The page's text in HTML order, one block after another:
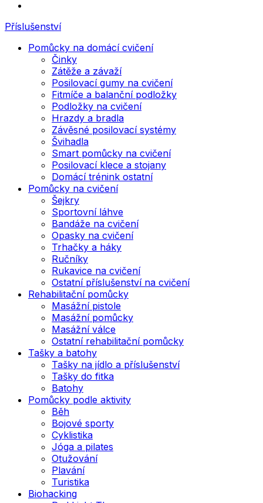
Příslušenství
Pomůcky na domácí cvičení
Činky
Zátěže a závaží
Posilovací gumy na cvičení
Fitmíče a balanční podložky
Podložky na cvičení
Hrazdy a bradla
Závěsné posilovací systémy
Švihadla
Smart pomůcky na cvičení
Posilovací klece a stojany
Domácí trénink ostatní
Pomůcky na cvičení
Šejkry
Sportovní láhve
Bandáže na cvičení
Opasky na cvičení
Trhačky a háky
Ručníky
Rukavice na cvičení
Ostatní příslušenství na cvičení
Rehabilitační pomůcky
Masážní pistole
Masážní pomůcky
Masážní válce
Ostatní rehabilitační pomůcky
Tašky a batohy
Tašky na jídlo a příslušenství
Tašky do fitka
Batohy
Pomůcky podle aktivity
Běh
Bojové sporty
Cyklistika
Jóga a pilates
Otužování
Plavání
Turistika
Biohacking